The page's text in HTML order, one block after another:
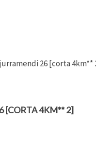
jurramendi 26 [corta 4km**
[CORTA 4KM** 2]